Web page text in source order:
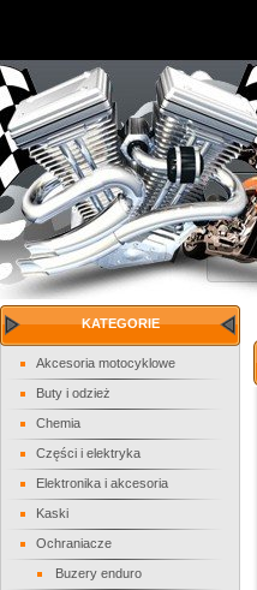
KATEGORIE
Akcesoria motocyklowe
Buty i odzież
Chemia
Części i elektryka
Elektronika i akcesoria
Kaski
Ochraniacze
Buzery enduro